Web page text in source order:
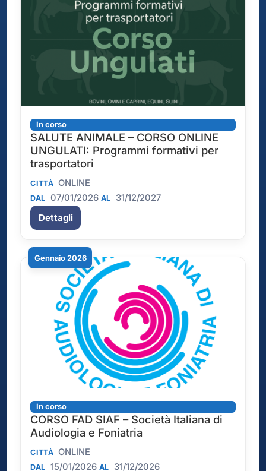
In corso
SALUTE ANIMALE – CORSO ONLINE
UNGULATI: Programmi formativi per
trasportatori
CITTÀ ONLINE
DAL 07/01/2026 AL 31/12/2027
Dettagli
Gennaio 2026
In corso
CORSO FAD SIAF – Società Italiana di
Audiologia e Foniatria
CITTÀ ONLINE
DAL 15/01/2026 AL 31/12/2026